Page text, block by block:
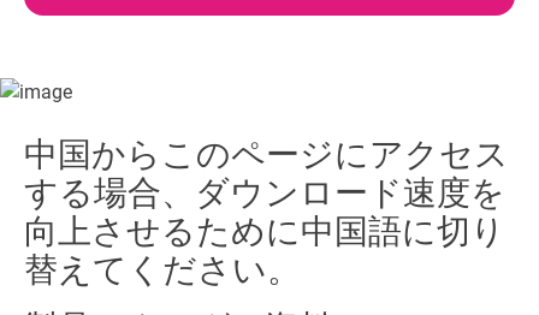
中国からこのページにアクセス
する場合、ダウンロード速度を
向上させるために中国語に切り
替えてください。